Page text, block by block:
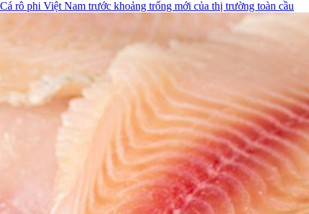
Cá rô phi Việt Nam trước khoảng trống mới của thị trường toàn cầu